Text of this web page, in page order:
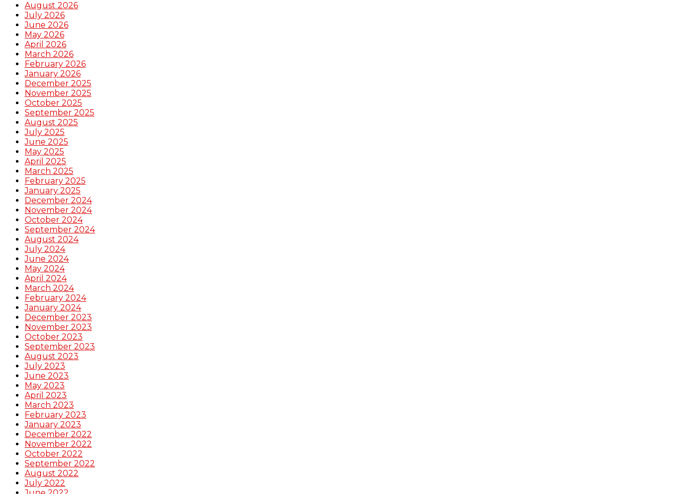
August 2026
July 2026
June 2026
May 2026
April 2026
March 2026
February 2026
January 2026
December 2025
November 2025
October 2025
September 2025
August 2025
July 2025
June 2025
May 2025
April 2025
March 2025
February 2025
January 2025
December 2024
November 2024
October 2024
September 2024
August 2024
July 2024
June 2024
May 2024
April 2024
March 2024
February 2024
January 2024
December 2023
November 2023
October 2023
September 2023
August 2023
July 2023
June 2023
May 2023
April 2023
March 2023
February 2023
January 2023
December 2022
November 2022
October 2022
September 2022
August 2022
July 2022